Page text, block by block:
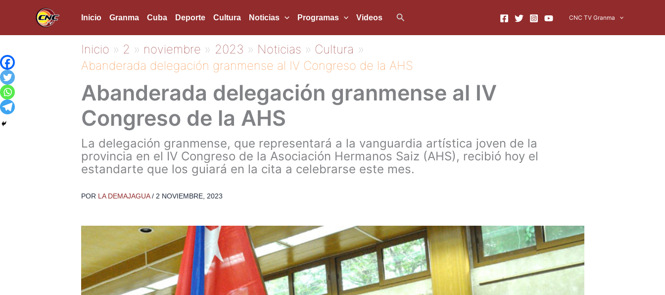
Inicio Granma Cuba Deporte Cultura Noticias Programas Videos Buscar CNC TV Granma
Inicio 2 noviembre 2023 Noticias
Cultura
Abanderada delegación granmense al IV Congreso de la AHS
Abanderada delegación granmense al IV
Congreso de la AHS
La delegación granmense, que representará a la vanguardia artística joven de la
provincia en el IV Congreso de la Asociación Hermanos Saiz (AHS), recibió hoy el
estandarte que los guiará en la cita a celebrarse este mes.
POR LA DEMAJAGUA/ 2 NOVIEMBRE, 2023